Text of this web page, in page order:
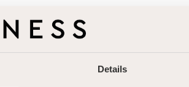
Details
Passwort vergessen